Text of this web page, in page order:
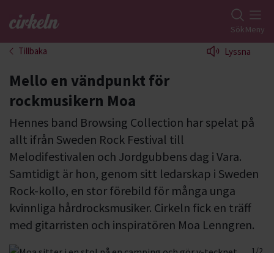
Gå till studiefrämjandets startsida SökMeny
Tillbaka Lyssna
Mello en vändpunkt för
rockmusikern Moa
Hennes band Browsing Collection har spelat på
allt ifrån Sweden Rock Festival till
Melodifestivalen och Jordgubbens dag i Vara.
Samtidigt är hon, genom sitt ledarskap i Sweden
Rock-kollo, en stor förebild för många unga
kvinnliga hårdrocksmusiker. Cirkeln fick en träff
med gitarristen och inspiratören Moa Lenngren.
1/2
2/2